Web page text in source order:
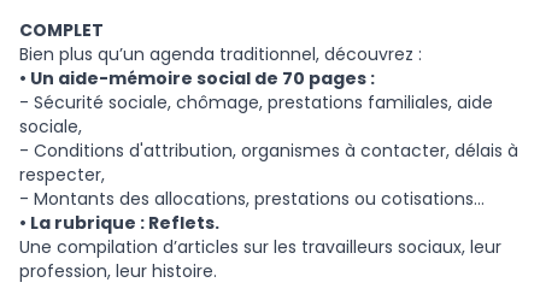
COMPLET
Bien plus qu’un agenda traditionnel, découvrez :
• Un aide-mémoire social de 70 pages :
- Sécurité sociale, chômage, prestations familiales, aide
sociale,
- Conditions d'attribution, organismes à contacter, délais à
respecter,
- Montants des allocations, prestations ou cotisations…
• La rubrique : Reflets.
Une compilation d’articles sur les travailleurs sociaux, leur
profession, leur histoire.